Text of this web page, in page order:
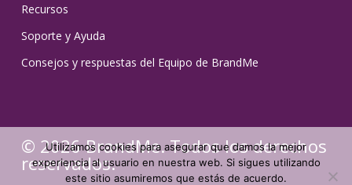
Recursos
Soporte y Ayuda
Consejos y respuestas del Equipo de BrandMe
© 2026 BrandMe. Todos los derechos
reservados.
Utilizamos cookies para asegurar que damos la mejor
experiencia al usuario en nuestra web. Si sigues utilizando
este sitio asumiremos que estás de acuerdo.